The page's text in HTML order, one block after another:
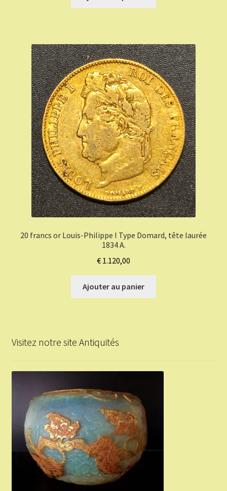
20 francs or Louis-Philippe I Type Domard, tête laurée
1834 A.
€ 1.120,00
Ajouter au panier
Visitez notre site Antiquités